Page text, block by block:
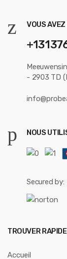
VOUS
- 2903 TD
NOUS
Secured by:
TROUVER
Accueil